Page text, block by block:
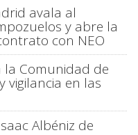
avala al
y abre la
con NEO
Comunidad de
vigilancia en las
Albéniz de